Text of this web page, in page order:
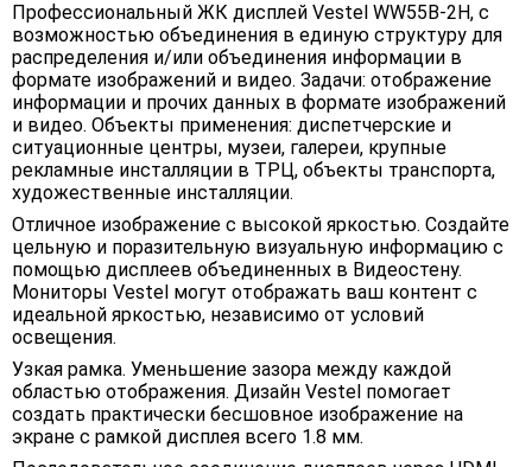
Профессиональный ЖК дисплей Vestel WW55B-2H, с
возможностью объединения в единую структуру для
распределения и/или объединения информации в
формате изображений и видео. Задачи: отображение
информации и прочих данных в формате изображений
и видео. Объекты применения: диспетчерские и
ситуационные центры, музеи, галереи, крупные
рекламные инсталляции в ТРЦ, объекты транспорта,
художественные инсталляции.
Отличное изображение с высокой яркостью. Создайте
цельную и поразительную визуальную информацию с
помощью дисплеев объединенных в Видеостену.
Мониторы Vestel могут отображать ваш контент с
идеальной яркостью, независимо от условий
освещения.
Узкая рамка. Уменьшение зазора между каждой
областью отображения. Дизайн Vestel помогает
создать практически бесшовное изображение на
экране с рамкой дисплея всего 1.8 мм.